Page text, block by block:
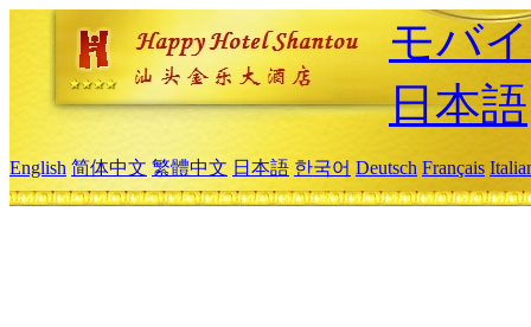
モバ
日本語
English 简体中文 繁體中文 日本語 한국어 Deutsch Français